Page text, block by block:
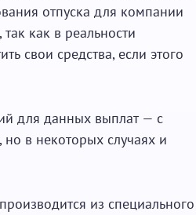
отпуска для компании
как в реальности
свои средства, если этого
для данных выплат — с
в некоторых случаях и
из специального